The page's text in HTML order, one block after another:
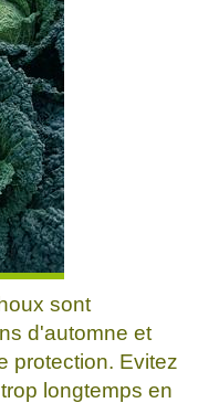
sont
d'automne et
protection. Evitez
longtemps en